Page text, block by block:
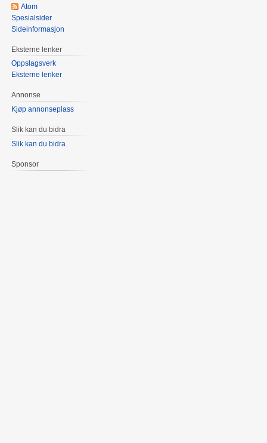
Atom
Spesialsider
Sideinformasjon
Eksterne lenker
Oppslagsverk
Eksterne lenker
Annonse
Kjøp annonseplass
Slik kan du bidra
Slik kan du bidra
Sponsor